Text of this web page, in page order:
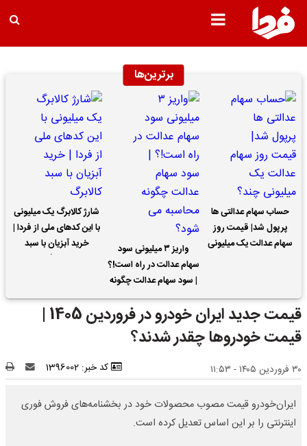
برترین‌ها
حساب سهام عدالتی ها
پرپول شد| قیمت روز
سهام عدالت یک میلیونی
واریز ۳ میلیونی سود
سهام عدالت در راه است!؟
| سود سهام عدالت چگونه
محاسبه می شود؟
شارژ کالابرگ یک میلیونی
با این کدهای ملی از فردا |
خرید آبزیان با سبد
قیمت جدید ایران خودرو در فروردین 1405 |
قیمت خودرو‌ها چقدر شدند؟
۳۰ فروردین ۱۴۰۵ - ۱۱:۵۳ کد خبر: 1396002
ایران‌خودرو قیمت مصوب محصولات خود در بخشنامه‌های فروش فوری
اینترنتی را بر این اساس تعدیل کرده است.